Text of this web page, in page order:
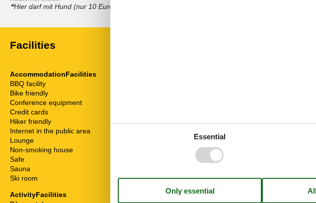
Hier darf mit Hund (nur 10 Euro/Tag)
Facilities
AccommodationFacilities
BBQ facility
Bike friendly
Conference equipment
Credit cards
Hiker friendly
Internet in the public area
Lounge
Non-smoking house
Safe
Sauna
Ski room
ActivityFacilities
Essential